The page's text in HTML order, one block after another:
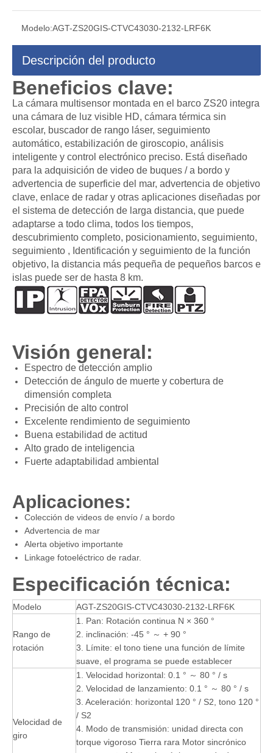
Modelo:AGT-ZS20GIS-CTVC43030-2132-LRF6K
Descripción del producto
Beneficios clave:
La cámara multisensor montada en el barco ZS20 integra
una cámara de luz visible HD, cámara térmica sin
escolar, buscador de rango láser, seguimiento
automático, estabilización de giroscopio, análisis
inteligente y control electrónico preciso. Está diseñado
para la adquisición de video de buques / a bordo y
advertencia de superficie del mar, advertencia de objetivo
clave, enlace de radar y otras aplicaciones diseñadas por
el sistema de detección de larga distancia, que puede
adaptarse a todo clima, todos los tiempos,
descubrimiento completo, posicionamiento, seguimiento,
seguimiento , Identificación y seguimiento de la función
objetivo, la distancia más pequeña de pequeños barcos e
islas puede ser de hasta 8 km.
Visión general:
Espectro de detección amplio
Detección de ángulo de muerte y cobertura de
dimensión completa
Precisión de alto control
Excelente rendimiento de seguimiento
Buena estabilidad de actitud
Alto grado de inteligencia
Fuerte adaptabilidad ambiental
Aplicaciones:
Colección de videos de envío / a bordo
Advertencia de mar
Alerta objetivo importante
Linkage fotoeléctrico de radar.
Especificación técnica:
Modelo AGT-ZS20GIS-CTVC43030-2132-LRF6K
Rango de
rotación
1. Pan: Rotación continua N × 360 °
2. inclinación: -45 ° ～ + 90 °
3. Límite: el tono tiene una función de límite
suave, el programa se puede establecer
Velocidad de
giro
1. Velocidad horizontal: 0.1 ° ～ 80 ° / s
2. Velocidad de lanzamiento: 0.1 ° ～ 80 ° / s
3. Aceleración: horizontal 120 ° / S2, tono 120 °
/ S2
4. Modo de transmisión: unidad directa con
torque vigoroso Tierra rara Motor sincrónico